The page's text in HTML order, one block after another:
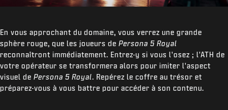
En vous approchant du domaine, vous verrez une grande
sphère rouge, que les joueurs de Persona 5 Royal
reconnaîtront immédiatement. Entrez-y si vous l'osez ; l'ATH de
votre opérateur se transformera alors pour imiter l'aspect
visuel de Persona 5 Royal. Repérez le coffre au trésor et
préparez-vous à vous battre pour accéder à son contenu.